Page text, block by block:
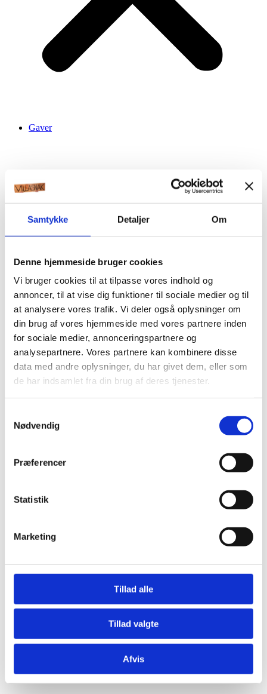
Samtykke Detaljer Om
Denne hjemmeside bruger cookies
Vi bruger cookies til at tilpasse vores indhold og
annoncer, til at vise dig funktioner til sociale medier og til
at analysere vores trafik. Vi deler også oplysninger om
din brug af vores hjemmeside med vores partnere inden
for sociale medier, annonceringspartnere og
analysepartnere. Vores partnere kan kombinere disse
data med andre oplysninger, du har givet dem, eller som
de har indsamlet fra din brug af deres tjenester.
Nødvendig
Præferencer
Statistik
Marketing
Tillad alle
Tillad valgte
Afvis
Gaver
Krystaller